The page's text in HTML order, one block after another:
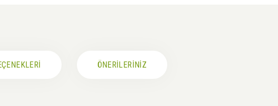
ÖNERİLERİNİZ